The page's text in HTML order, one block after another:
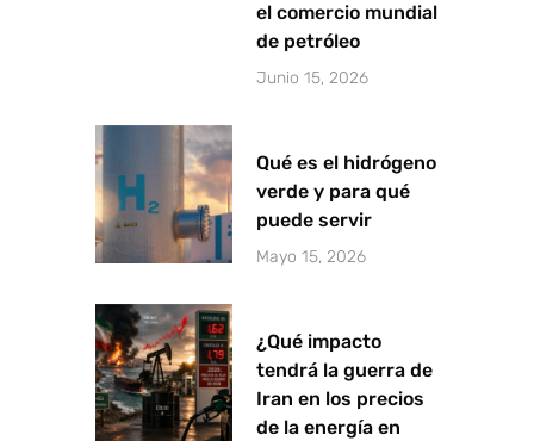
el comercio mundial
de petróleo
Junio 15, 2026
Qué es el hidrógeno
verde y para qué
puede servir
Mayo 15, 2026
¿Qué impacto
tendrá la guerra de
Iran en los precios
de la energía en